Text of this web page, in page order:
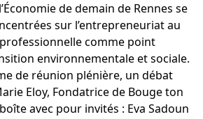
de demain de Rennes se
sur l’entrepreneuriat au
comme point
environnementale et sociale.
de réunion plénière, un débat
Eloy, Fondatrice de Bouge ton
avec pour invités : Eva Sadoun